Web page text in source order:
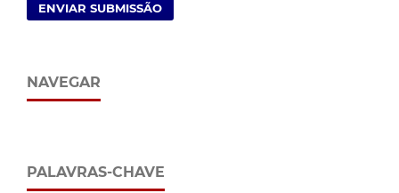
ENVIAR SUBMISSÃO
NAVEGAR
PALAVRAS-CHAVE